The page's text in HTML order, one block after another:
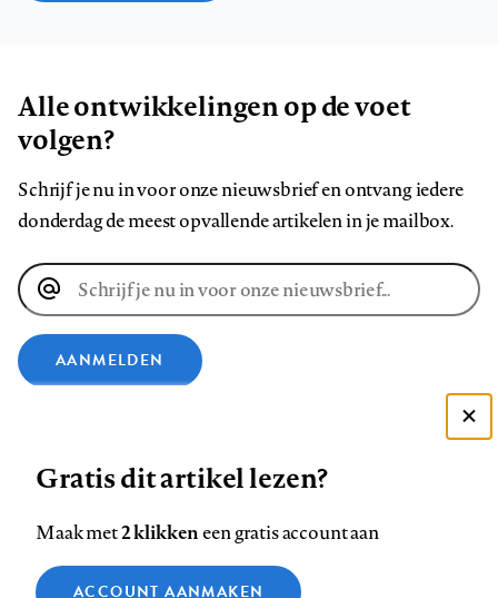
Alle ontwikkelingen op de voet
volgen?
Schrijf je nu in voor onze nieuwsbrief en ontvang iedere
donderdag de meest opvallende artikelen in je mailbox.
E-
mailadres
AANMELDEN
ons
op
ons
op
ons
op
ons
op
ons
op
ons
Contact Privacy
Zie onze cookie policy
Gratis dit artikel lezen?
Maak met2 klikkeneen gratis account aan
ACCOUNT AANMAKEN